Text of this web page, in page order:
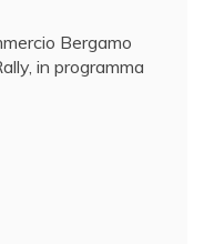
Bergamo
in programma